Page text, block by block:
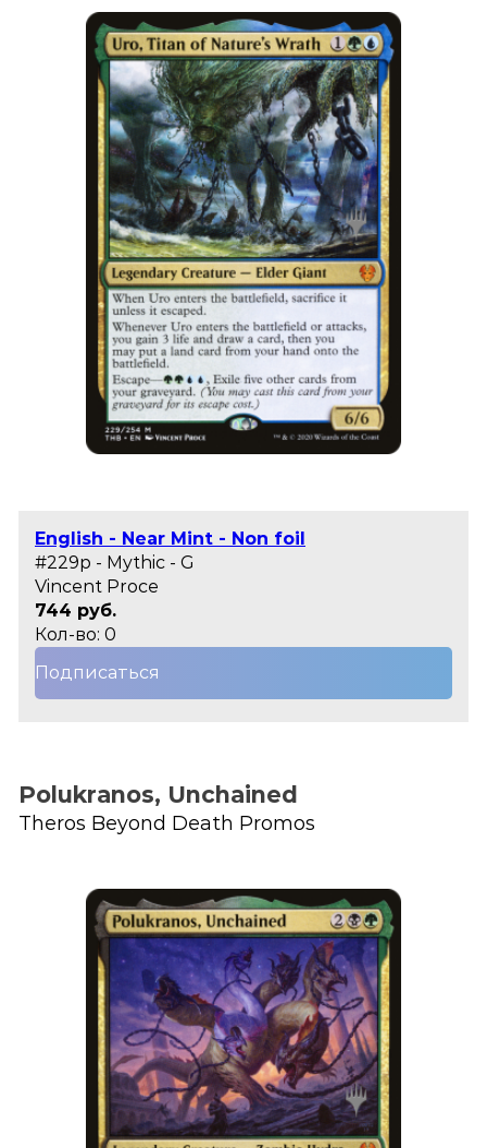
English - Near Mint - Non foil
#229p - Mythic - G
Vincent Proce
744 руб.
Кол-во: 0
Подписаться
Polukranos, Unchained
Theros Beyond Death Promos